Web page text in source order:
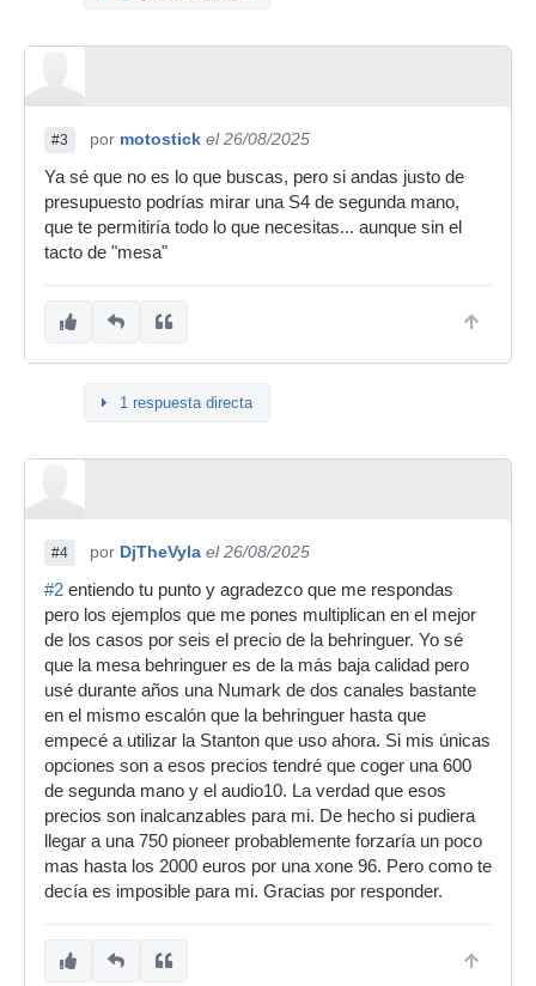
#3 por motostick el 26/08/2025
Ya sé que no es lo que buscas, pero si andas justo de
presupuesto podrías mirar una S4 de segunda mano,
que te permitiría todo lo que necesitas... aunque sin el
tacto de "mesa"
1 respuesta directa
#4 por DjTheVyla el 26/08/2025
#2 entiendo tu punto y agradezco que me respondas
pero los ejemplos que me pones multiplican en el mejor
de los casos por seis el precio de la behringuer. Yo sé
que la mesa behringuer es de la más baja calidad pero
usé durante años una Numark de dos canales bastante
en el mismo escalón que la behringuer hasta que
empecé a utilizar la Stanton que uso ahora. Si mis únicas
opciones son a esos precios tendré que coger una 600
de segunda mano y el audio10. La verdad que esos
precios son inalcanzables para mi. De hecho si pudiera
llegar a una 750 pioneer probablemente forzaría un poco
mas hasta los 2000 euros por una xone 96. Pero como te
decía es imposible para mi. Gracias por responder.